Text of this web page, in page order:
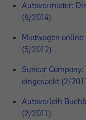
Autovermieter:
(9/2014)
Mietwagen
(5/2012)
Suncar
eingesackt (2/
Autoverleih
(2/2011)